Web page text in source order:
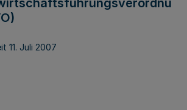
11. Juli 2007